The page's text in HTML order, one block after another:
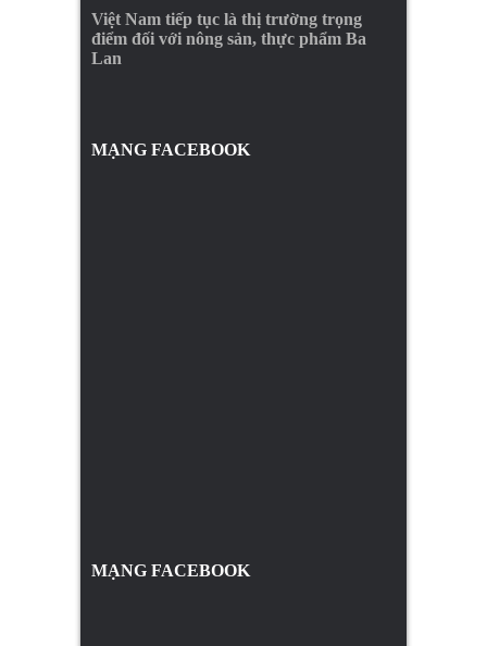
Việt Nam tiếp tục là thị trường trọng
điểm đối với nông sản, thực phẩm Ba
Lan
MẠNG FACEBOOK
MẠNG FACEBOOK